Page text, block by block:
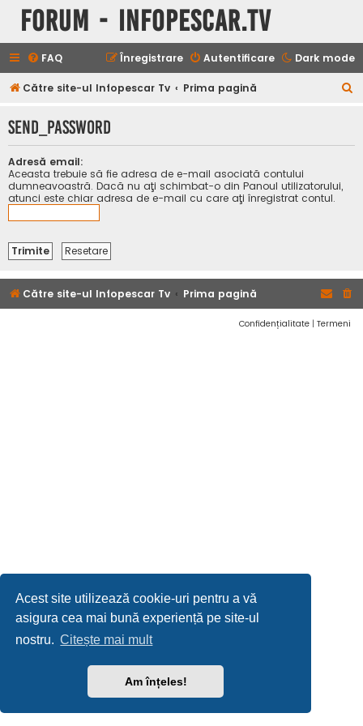
Acest site utilizează cookie-uri pentru a vă
asigura cea mai bună experiență pe site-ul
nostru. Citește mai mult
Am înțeles!
Forum - InfoPescar.Tv
Dark mode
FAQ Autentificare
Înregistrare
Către site-ul Infopescar Tv Prima pagină
t
SEND_PASSWORD
Adresă email:
Aceasta trebuie să fie adresa de e-mail asociată contului
dumneavoastră. Dacă nu aţi schimbat-o din Panoul utilizatorului,
atunci este chiar adresa de e-mail cu care aţi înregistrat contul.
Către site-ul Infopescar Tv Prima pagină
Confidențialitate | Termeni